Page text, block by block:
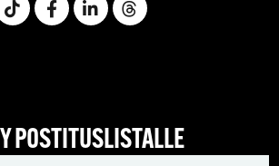
POSTITUSLISTALLE